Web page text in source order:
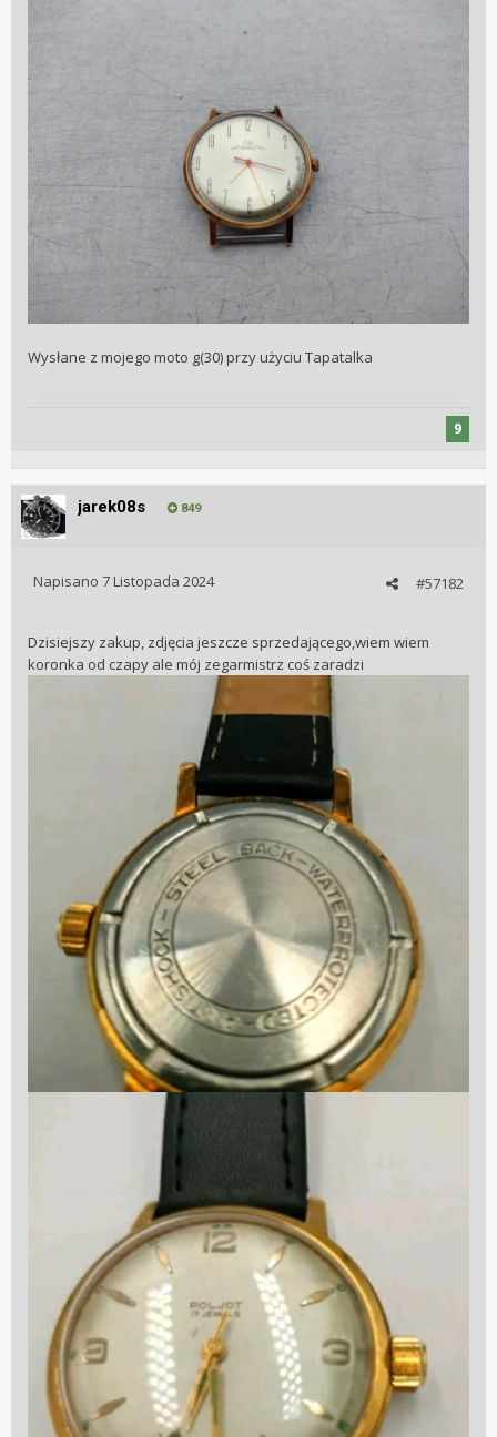
Wysłane z mojego moto g(30) przy użyciu Tapatalka
9
jarek08s 849
#57182
Napisano 7 Listopada 2024
Dzisiejszy zakup, zdjęcia jeszcze sprzedającego,wiem wiem
koronka od czapy ale mój zegarmistrz coś zaradzi